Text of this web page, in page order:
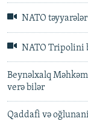
NATO
NATO Tripolini
Beynəlxalq
verə bilər
Qaddafi və